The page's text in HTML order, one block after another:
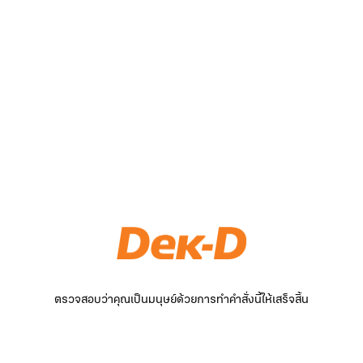
ตรวจสอบว่าคุณเป็นมนุษย์ด้วยการทำคำสั่งนี้ให้เสร็จสิ้น